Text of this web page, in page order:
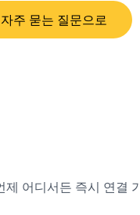
자주 묻는 질문으로
제 어디서든 즉시 연결